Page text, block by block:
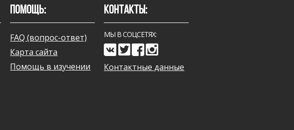
ПОМОЩЬ:
FAQ (вопрос-ответ)
Карта сайта
Помощь в изучении
КОНТАКТЫ:
МЫ В СОЦСЕТЯХ:
Контактные данные